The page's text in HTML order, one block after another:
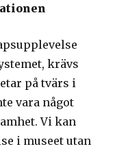
krävs
på tvärs i
vara något
Vi kan
i museet utan